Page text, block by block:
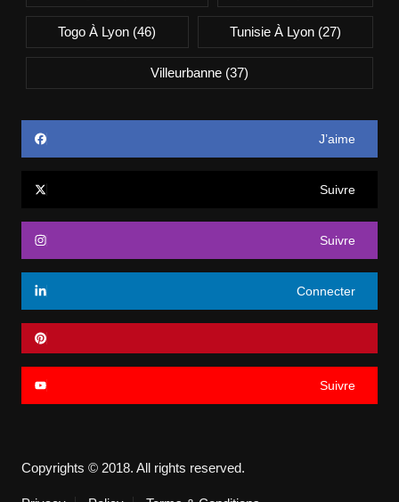
Togo À Lyon (46) Tunisie À Lyon(27)
Villeurbanne(37)
J’aime
Suivre
Suivre
Connecter
Suivre
Copyrights © 2018. All rights reserved.